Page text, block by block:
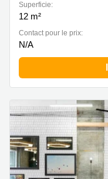
Superficie:
12 m²
Contact pour le prix:
N/A